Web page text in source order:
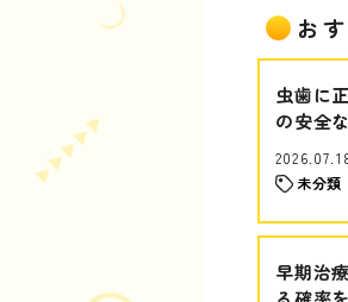
お
虫歯に
の安全
未分類
早期治